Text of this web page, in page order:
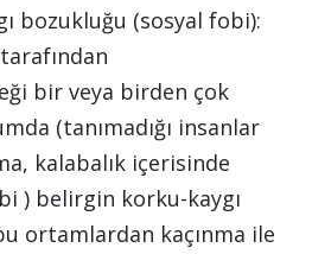
bozukluğu (sosyal fobi):
bir veya birden çok
(tanımadığı insanlar
kalabalık içerisinde
) belirgin korku-kaygı
ortamlardan kaçınma ile